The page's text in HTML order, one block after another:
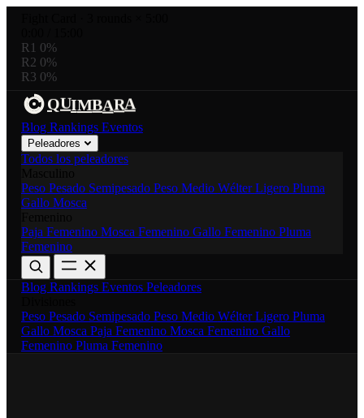
R1 0%
R2 0%
R3 0%
QUIMBARA
Blog Rankings Eventos
Peleadores
Todos los peleadores
Peso Pesado Semipesado Peso Medio WélterLigero Pluma
Gallo Mosca
Paja Femenino Mosca Femenino Gallo Femenino Pluma
Femenino
Blog Rankings Eventos Peleadores
Peso Pesado Semipesado Peso Medio WélterLigero Pluma
Gallo Mosca Paja Femenino Mosca Femenino Gallo
Femenino Pluma Femenino